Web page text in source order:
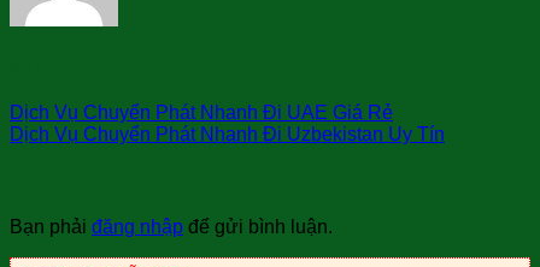
Dịch Vụ Chuyển Phát Nhanh Đi UAE Giá Rẻ
Dịch Vụ Chuyển Phát Nhanh Đi Uzbekistan Uy Tín
Bạn phải đăng nhập để gửi bình luận.